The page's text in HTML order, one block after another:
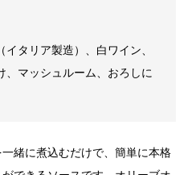
タリア製造）、白ワイン、
、マッシュルーム、おろしに
緒に煮込むだけで、簡単に本格